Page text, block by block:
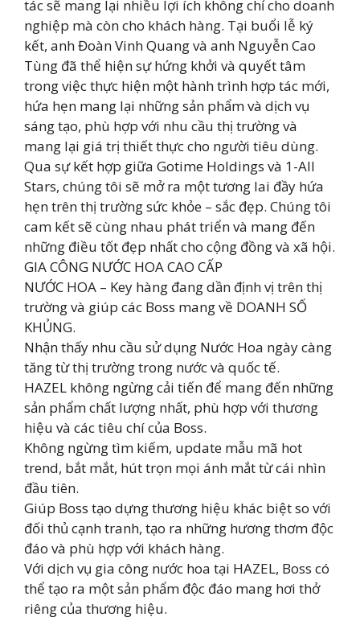
tác sẽ mang lại nhiều lợi ích không chỉ cho doanh
nghiệp mà còn cho khách hàng. Tại buổi lễ ký
kết, anh Đoàn Vinh Quang và anh Nguyễn Cao
Tùng đã thể hiện sự hứng khởi và quyết tâm
trong việc thực hiện một hành trình hợp tác mới,
hứa hẹn mang lại những sản phẩm và dịch vụ
sáng tạo, phù hợp với nhu cầu thị trường và
mang lại giá trị thiết thực cho người tiêu dùng.
Qua sự kết hợp giữa Gotime Holdings và 1-All
Stars, chúng tôi sẽ mở ra một tương lai đầy hứa
hẹn trên thị trường sức khỏe – sắc đẹp. Chúng tôi
cam kết sẽ cùng nhau phát triển và mang đến
những điều tốt đẹp nhất cho cộng đồng và xã hội.
GIA CÔNG NƯỚC HOA CAO CẤP
NƯỚC HOA – Key hàng đang dần định vị trên thị
trường và giúp các Boss mang về DOANH SỐ
KHỦNG.
Nhận thấy nhu cầu sử dụng Nước Hoa ngày càng
tăng từ thị trường trong nước và quốc tế.
HAZEL không ngừng cải tiến để mang đến những
sản phẩm chất lượng nhất, phù hợp với thương
hiệu và các tiêu chí của Boss.
Không ngừng tìm kiếm, update mẫu mã hot
trend, bắt mắt, hút trọn mọi ánh mắt từ cái nhìn
đầu tiên.
Giúp Boss tạo dựng thương hiệu khác biệt so với
đối thủ cạnh tranh, tạo ra những hương thơm độc
đáo và phù hợp với khách hàng.
Với dịch vụ gia công nước hoa tại HAZEL, Boss có
thể tạo ra một sản phẩm độc đáo mang hơi thở
riêng của thương hiệu.